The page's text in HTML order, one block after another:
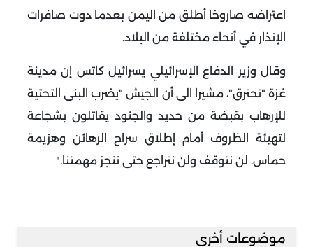
اعتراضه صاروخا أطلق من اليمن بعدما دوت صافرات
الإنذار في أنحاء مختلفة من البلاد.
وقال وزير الدفاع الإسرائيلي يسرائيل كاتس إن مدينة
غزة "تحترق"، مشيرا الى أن الجيش "يضرب البنى التحتية
للإرهاب بقبضة من حديد والجنود يقاتلون بشجاعة
لتهيئة الظروف أمام إطلاق سراح الرهائن وهزيمة
حماس. لن نتوقف ولن نتراجع حتى ننجز مهمتنا".
موضوعات أخرى